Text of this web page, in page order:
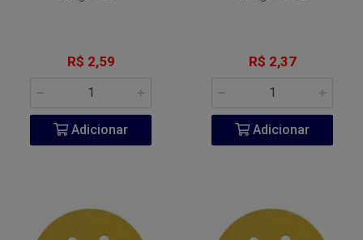
R$ 2,59
Adicionar
R$ 2,37
Adicionar